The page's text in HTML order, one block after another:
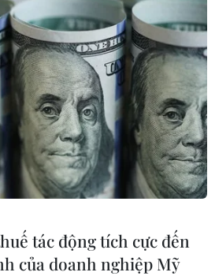
tác động tích cực đến
của doanh nghiệp Mỹ